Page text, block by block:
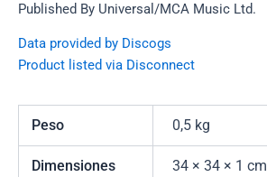
Published By Universal/MCA Music Ltd.
Data provided by Discogs
Product listed via Disconnect
Peso 0,5 kg
Dimensiones 34 × 34 × 1 cm